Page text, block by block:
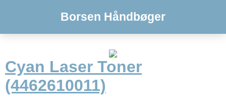
Borsen Håndbøger
Cyan Laser Toner
(4462610011)